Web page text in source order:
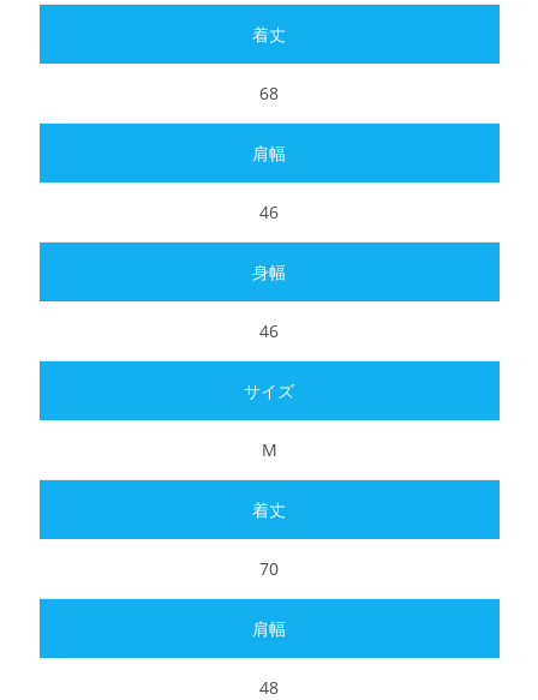
68
46
46
M
70
48